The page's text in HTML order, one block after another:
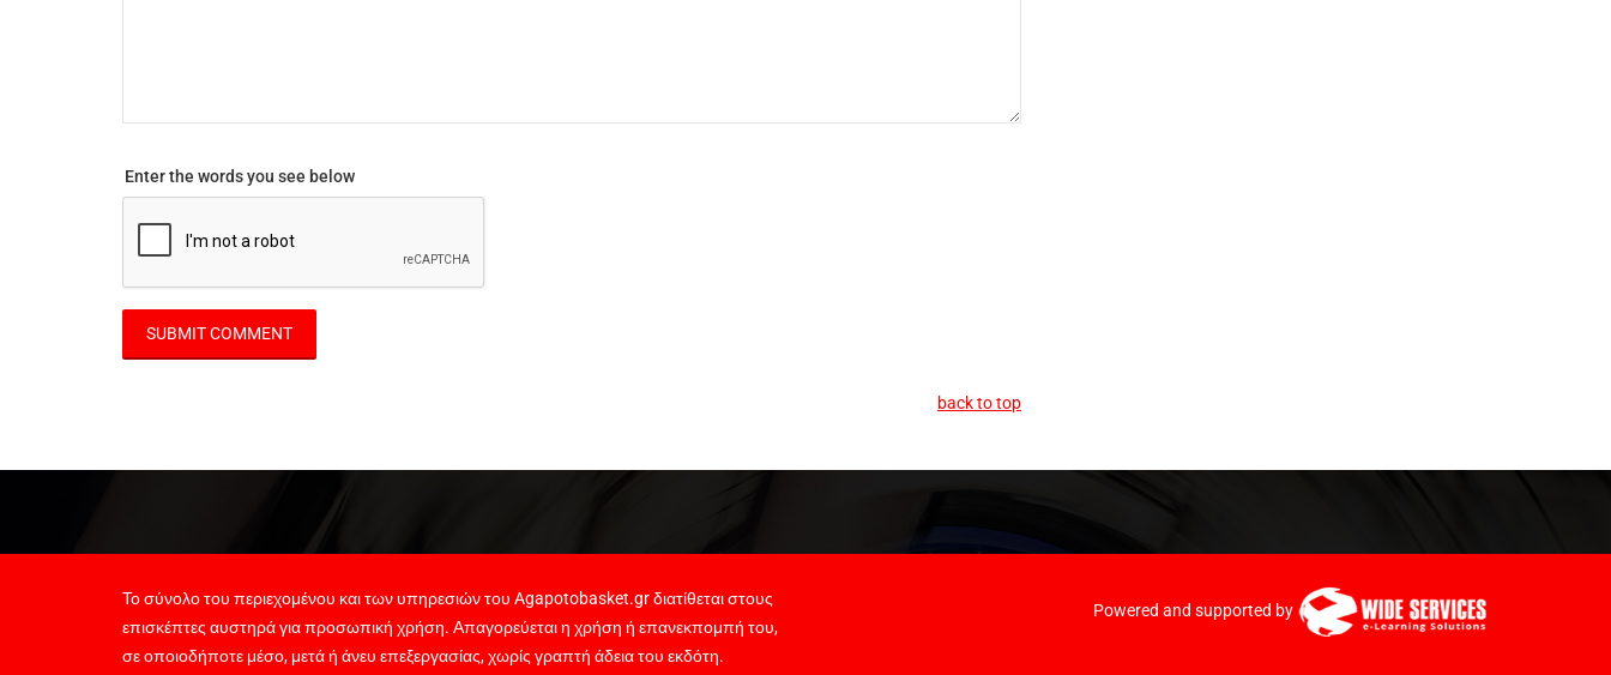
Enter the words you see below
back to top
Το σύνολο του περιεχομένου και των υπηρεσιών του Agapotobasket.gr διατίθεται στους
επισκέπτες αυστηρά για προσωπική χρήση. Απαγορεύεται η χρήση ή επανεκπομπή του,
σε οποιοδήποτε μέσο, μετά ή άνευ επεξεργασίας, χωρίς γραπτή άδεια του εκδότη.
Powered and supported by